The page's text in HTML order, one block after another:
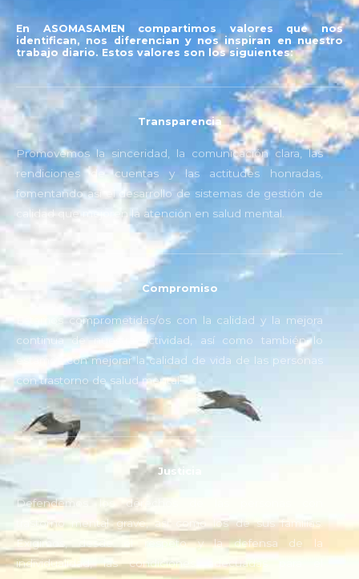
En ASOMASAMEN compartimos valores que nos
identifican, nos diferencian y nos inspiran en nuestro
trabajo diario. Estos valores son los siguientes:
Transparencia
Promovemos la sinceridad, la comunicación clara, las
rendiciones de cuentas y las actitudes honradas,
fomentando así el desarrollo de sistemas de gestión de
calidad que mejoren la atención en salud mental.
Compromiso
Estamos comprometidas/os con la calidad y la mejora
continua de nuestra actividad, así como también lo
estamos con mejorar la calidad de vida de las personas
con trastorno de salud mental.
Justicia
Defendemos los derechos de las personas con
trastorno mental grave, así como los de sus familias.
Exigimos, desde el respeto y la defensa de la
individualidad, las condiciones adecuadas para el